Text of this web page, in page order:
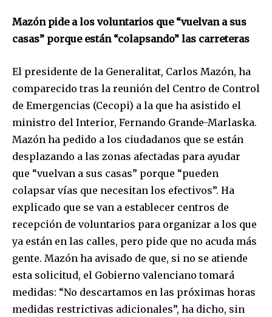
Join our community of
SUBSCRIBERS and be part of the
conversation.
To subscribe, simply enter your email address on our website
or click the subscribe button below. Don't worry, we respect
your privacy and won't spam your inbox. Your information is
safe with us.
SUBSCRIBE
I've read and accept the
Mazón pide a los voluntarios que “vuelvan a sus
casas” porque están “colapsando” las carreteras
El presidente de la Generalitat, Carlos Mazón, ha
comparecido tras la reunión del Centro de Control
de Emergencias (Cecopi) a la que ha asistido el
ministro del Interior, Fernando Grande-Marlaska.
Mazón ha pedido a los ciudadanos que se están
desplazando a las zonas afectadas para ayudar
que “vuelvan a sus casas” porque “pueden
colapsar vías que necesitan los efectivos”. Ha
explicado que se van a establecer centros de
recepción de voluntarios para organizar a los que
ya están en las calles, pero pide que no acuda más
gente. Mazón ha avisado de que, si no se atiende
esta solicitud, el Gobierno valenciano tomará
medidas: “No descartamos en las próximas horas
medidas restrictivas adicionales”, ha dicho, sin